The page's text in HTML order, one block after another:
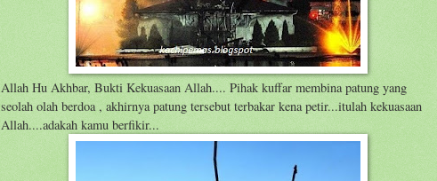
Allah Hu Akhbar, Bukti Kekuasaan Allah.... Pihak kuffar membina patung yang
seolah olah berdoa , akhirnya patung tersebut terbakar kena petir...itulah kekuasaan
Allah....adakah kamu berfikir...